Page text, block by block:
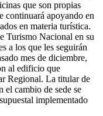
que son propias
continuará apoyando en
en materia turística.
Turismo Nacional en su
a los que les seguirán
mes de diciembre,
al edificio que
Regional. La titular de
el cambio de sede se
implementado